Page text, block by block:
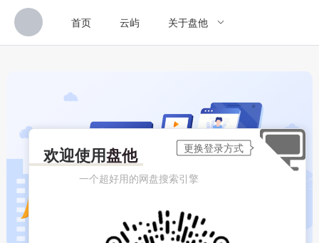
首页 云屿 关于盘他
欢迎使用盘他
一个超好用的网盘搜索引擎